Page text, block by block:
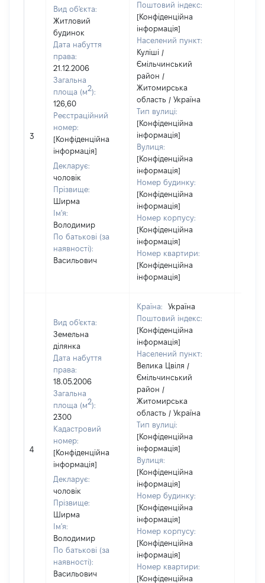
3
Вид об'єкта:
Житловий
будинок
Дата набуття
права:
21.12.2006
Загальна
площа (м2):
126,60
Реєстраційний
номер:
[Конфіденційна
інформація]
Декларує:
чоловік
Прізвище:
Ширма
Ім'я:
Володимир
По батькові (за
наявності):
Васильович
Поштовий індекс:
[Конфіденційна
інформація]
Населений пункт:
Куліші /
Ємільчинський
район /
Житомирська
область / Україна
Тип вулиці:
[Конфіденційна
інформація]
Вулиця:
[Конфіденційна
інформація]
Номер будинку:
[Конфіденційна
інформація]
Номер корпусу:
[Конфіденційна
інформація]
Номер квартири:
[Конфіденційна
інформація]
4
Вид об'єкта:
Земельна
ділянка
Дата набуття
права:
18.05.2006
Загальна
площа (м2):
2300
Кадастровий
номер:
[Конфіденційна
інформація]
Декларує:
чоловік
Прізвище:
Ширма
Ім'я:
Володимир
По батькові (за
наявності):
Васильович
Країна:
Україна
Поштовий індекс:
[Конфіденційна
інформація]
Населений пункт:
Велика Цвіля /
Ємільчинський
район /
Житомирська
область / Україна
Тип вулиці:
[Конфіденційна
інформація]
Вулиця:
[Конфіденційна
інформація]
Номер будинку:
[Конфіденційна
інформація]
Номер корпусу:
[Конфіденційна
інформація]
Номер квартири:
[Конфіденційна